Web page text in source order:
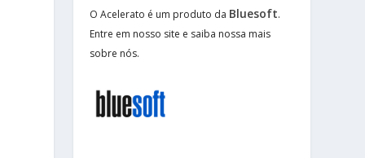
O Acelerato é um produto da Bluesoft.
Entre em nosso site e saiba nossa mais
sobre nós.